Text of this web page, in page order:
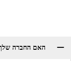
האם החברה